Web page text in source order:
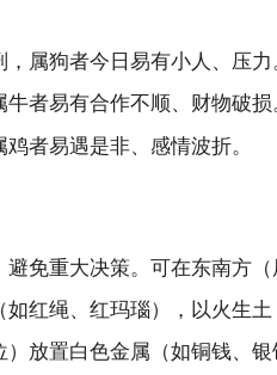
，属狗者今日易有小人、压力
牛者易有合作不顺、财物破损
鸡者易遇是非、感情波折。
避免重大决策。可在东南方
如红绳、红玛瑙），以火生土
）放置白色金属（如铜钱、